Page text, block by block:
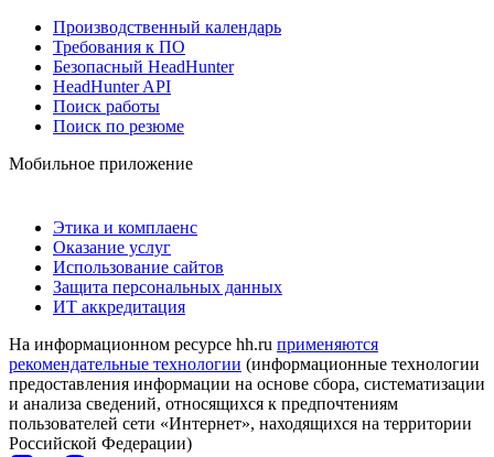
Производственный календарь
Требования к ПО
Безопасный HeadHunter
HeadHunter API
Поиск работы
Поиск по резюме
Мобильное приложение
Этика и комплаенс
Оказание услуг
Использование сайтов
Защита персональных данных
ИТ аккредитация
На информационном ресурсе hh.ru применяются
рекомендательные технологии (информационные технологии
предоставления информации на основе сбора, систематизации
и анализа сведений, относящихся к предпочтениям
пользователей сети «Интернет», находящихся на территории
Российской Федерации)